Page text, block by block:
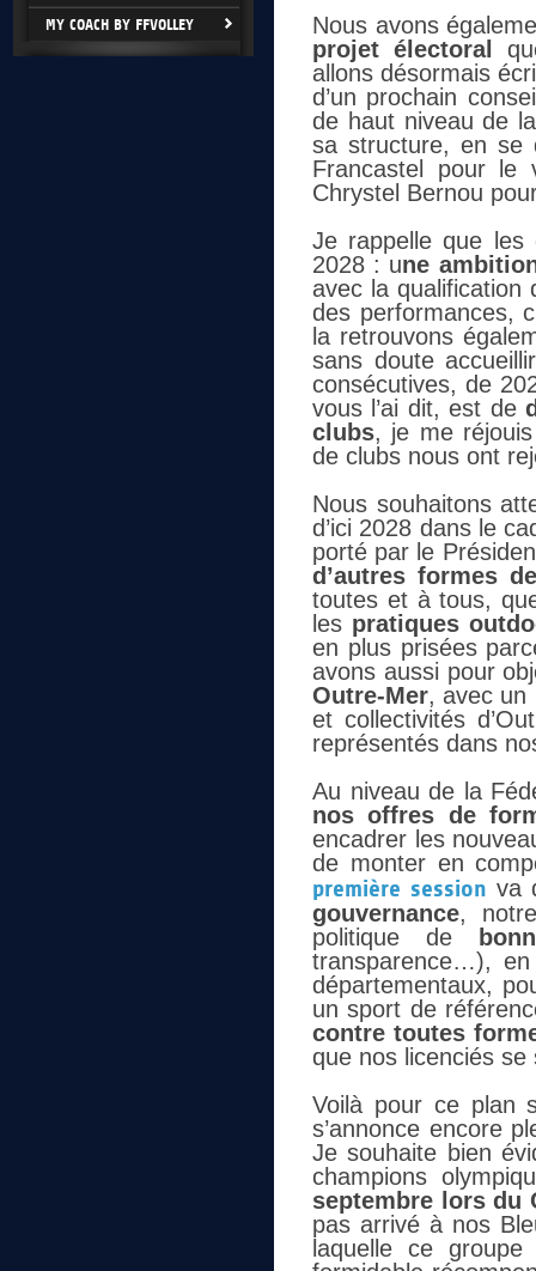
MY COACH BY FFVOLLEY
Nous avons
projet électoral
allons désormais
d’un prochain
de haut niveau de
sa structure, en
Francastel pour le
Chrystel Bernou
Je rappelle que les
2028 : une
avec la qualification
des performances,
la retrouvons
sans doute
consécutives, de
vous l’ai dit, est de
clubs, je me
de clubs nous ont
Nous souhaitons
d’ici 2028 dans le
porté par le
d’autres formes
toutes et à tous,
les pratiques
en plus prisées
avons aussi pour
Outre-Mer, avec un
et collectivités
représentés dans
Au niveau de la
nos offres de
encadrer les
de monter en
première session va
gouvernance,
politique de
transparence…),
départementaux,
un sport de
contre toutes
que nos licenciés
Voilà pour ce plan
s’annonce encore
Je souhaite bien
champions
septembre lors du
pas arrivé à nos
laquelle ce